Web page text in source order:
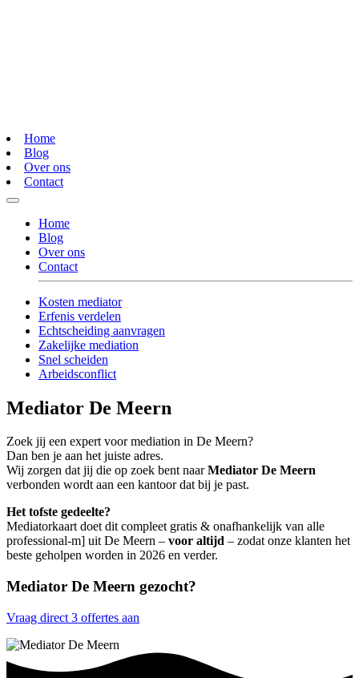
Home
Blog
Over ons
Contact
Home
Blog
Over ons
Contact
Kosten mediator
Erfenis verdelen
Echtscheiding aanvragen
Zakelijke mediation
Snel scheiden
Arbeidsconflict
Mediator De Meern
Zoek jij een expert voor mediation in De Meern?
Dan ben je aan het juiste adres.
Wij zorgen dat jij die op zoek bent naarMediator De Meern
verbonden wordt aan een kantoor dat bij je past.
Het tofste gedeelte?
Mediatorkaart doet dit compleet gratis & onafhankelijk van alle
professional-m] uit De Meern – voor altijd – zodat onze klanten het
beste geholpen worden in 2026 en verder.
Mediator De Meern gezocht?
Vraag direct 3 offertes aan